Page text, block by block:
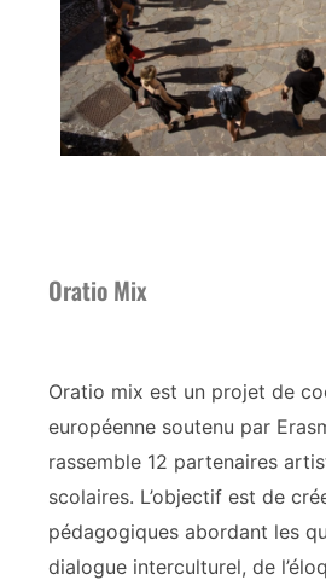
Oratio Mix
Oratio mix est un projet de
européenne soutenu par
rassemble 12 partenaires
scolaires. L’objectif est de
pédagogiques abordant les
dialogue interculturel, de